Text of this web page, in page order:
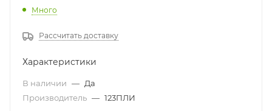
Много
Рассчитать доставку
Характеристики
В наличии — Да
Производитель — 123ПЛИ